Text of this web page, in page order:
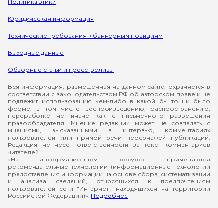
Политика этики
Юридическая информация
Технические требования к баннерным позициям
Выходные данные
Обзорные статьи и пресс-релизы
Вся информация, размещенная на данном сайте, охраняется в
соответствии с законодательством РФ об авторском праве и не
подлежит использованию кем-либо в какой бы то ни было
форме, в том числе воспроизведению, распространению,
переработке не иначе как с письменного разрешения
правообладателя. Мнение редакции может не совпадать с
мнениями, высказанными в интервью, комментариях
пользователей или прямой речи персонажей публикаций.
Редакция не несёт ответственности за текст комментариев
читателей.
«На информационном ресурсе применяются
рекомендательные технологии (информационные технологии
предоставления информации на основе сбора, систематизации
и анализа сведений, относящихся к предпочтениям
пользователей сети "Интернет", находящихся на территории
Российской Федерации)». Подробнее